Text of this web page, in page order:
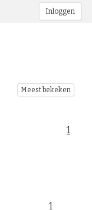
Inloggen
Meest bekeken
1
1